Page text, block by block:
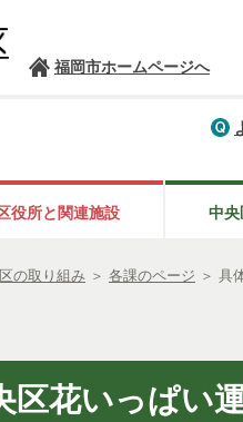
福岡市ホームページへ
役所と 関連施設 中央
の取り組み ＞ 各課のページ ＞ 具
区花いっぱい